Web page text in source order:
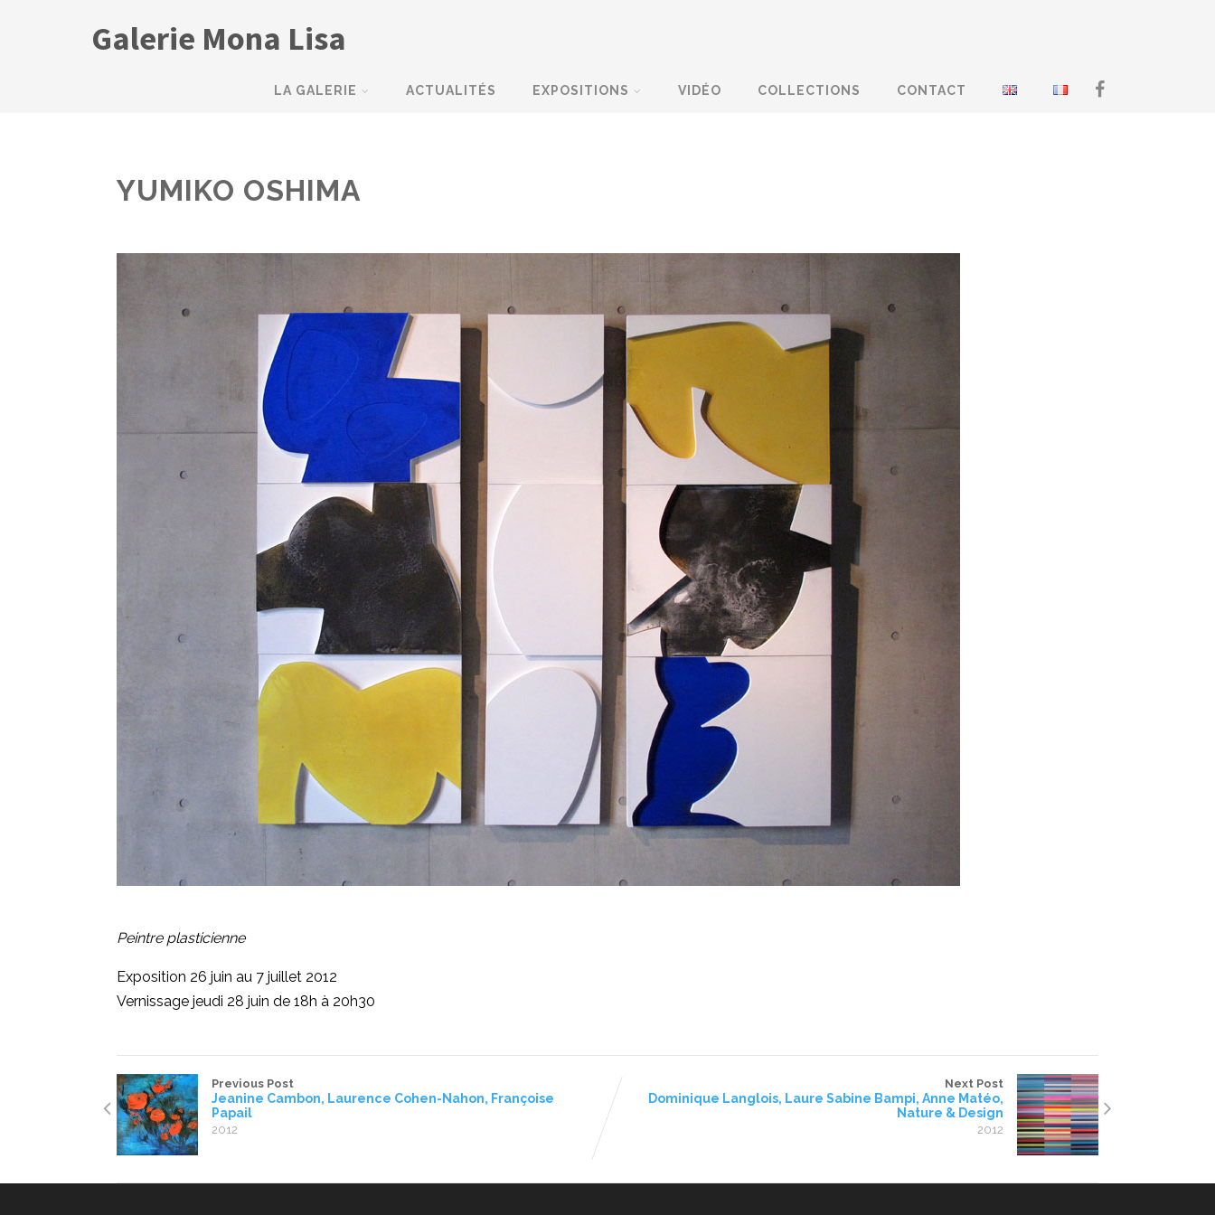
Galerie Mona Lisa
LA GALERIE ACTUALITÉS EXPOSITIONS VIDÉO COLLECTIONS CONTACT
YUMIKO OSHIMA
Peintre plasticienne
Exposition 26 juin au 7 juillet 2012
Vernissage jeudi 28 juin de 18h à 20h30
Previous Post
Jeanine Cambon, Laurence Cohen-Nahon, Françoise
Papail
2012
Next Post
Dominique Langlois, Laure Sabine Bampi, Anne Matéo,
Nature & Design
2012